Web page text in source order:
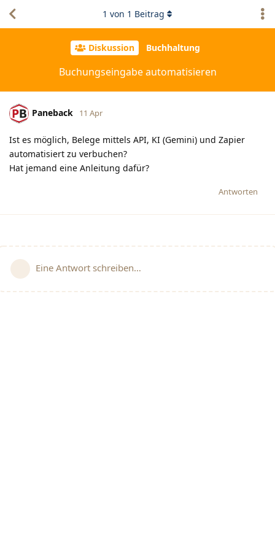
Diskussion Buchhaltung
Buchungseingabe automatisieren
1 von 1 Beitrag
Paneback 11 Apr
Ist es möglich, Belege mittels API, KI (Gemini) und Zapier
automatisiert zu verbuchen?
Hat jemand eine Anleitung dafür?
Antworten
Eine Antwort schreiben…